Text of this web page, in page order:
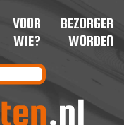
VOOR
WIE?
BEZORGER
WORDEN